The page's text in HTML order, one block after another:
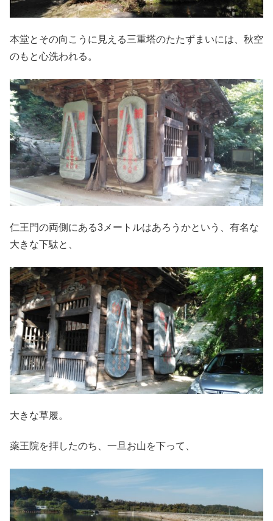
本堂とその向こうに見える三重塔のたたずまいには、秋空
のもと心洗われる。
仁王門の両側にある3メートルはあろうかという、有名な
大きな下駄と、
大きな草履。
薬王院を拝したのち、一旦お山を下って、